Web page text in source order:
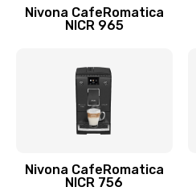
Nivona CafeRomatica
NICR 965
Nivona CafeRomatica
NICR 756